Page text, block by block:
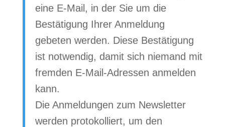
eine E-Mail, in der Sie um die
Bestätigung Ihrer Anmeldung
gebeten werden. Diese Bestätigung
ist notwendig, damit sich niemand mit
fremden E-Mail-Adressen anmelden
kann.
Die Anmeldungen zum Newsletter
werden protokolliert, um den